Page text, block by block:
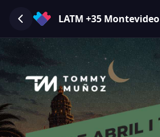
LATM +35 Montevideo